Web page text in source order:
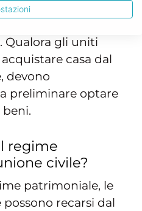
di beni personali,
Qualora gli uniti
casa dal
devono
preliminare optare
beni.
regime
civile?
patrimoniale, le
recarsi dal